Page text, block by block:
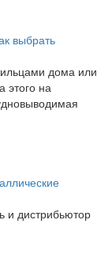
выбрать
дома или
этого на
и дистрибьютор